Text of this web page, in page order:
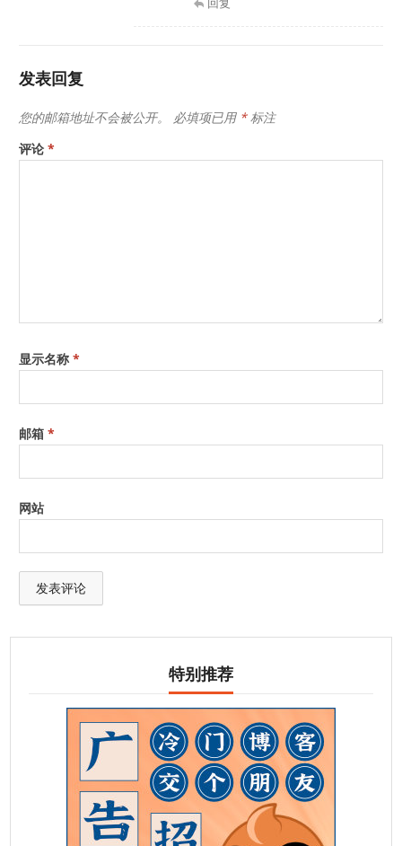
发表回复
您的邮箱地址不会被公开。 必填项已用 *标注
评论*
显示名称*
邮箱*
网站
特别推荐